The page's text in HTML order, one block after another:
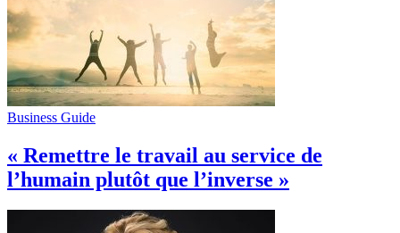
Business Guide
« Remettre le travail au service de
l’humain plutôt que l’inverse »